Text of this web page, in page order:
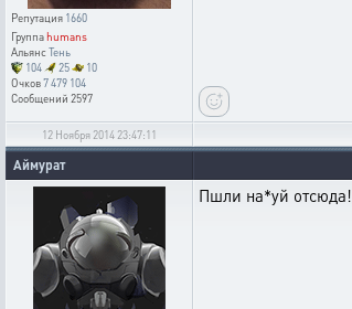
Репутация 1660
Группаhumans
АльянсТень
104
25
10
Очков7 479 104
Сообщений 2597
12 Ноября 2014 23:47:11
Aймурат
Пшли на*уй отсюда!